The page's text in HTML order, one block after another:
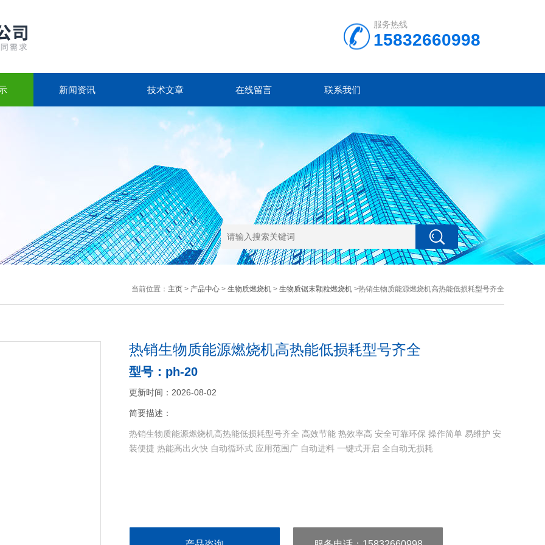
服务热线
15832660998
新闻资讯 技术文章 在线留言 联系我们
当前位置： 主页> 产品中心> 生物质燃烧机> 生物质锯末颗粒燃烧机>热销生物质能源燃烧机高热能低损耗型号齐全
热销生物质能源燃烧机高热能低损耗型号齐全
型号：ph-20
更新时间：2026-08-02
简要描述：
热销生物质能源燃烧机高热能低损耗型号齐全 高效节能 热效率高 安全可靠环保 操作简单 易维护 安
装便捷 热能高出火快 自动循环式 应用范围广 自动进料 一键式开启 全自动无损耗